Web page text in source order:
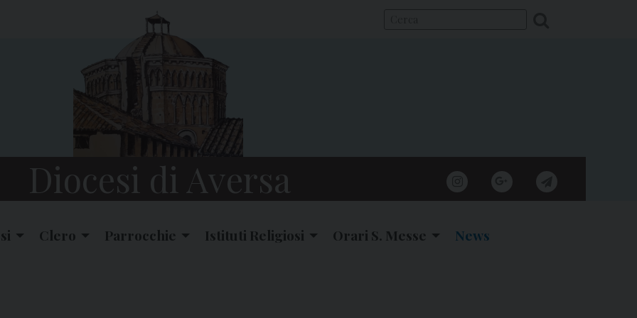
Diocesi di Aversa
Clero Parrocchie Istituti Religiosi Orari S. Messe News